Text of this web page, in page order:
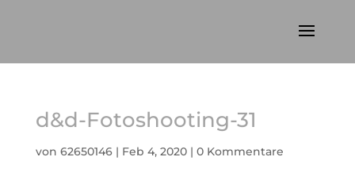
d&d-Fotoshooting-31
von 62650146| Feb 4, 2020| 0 Kommentare